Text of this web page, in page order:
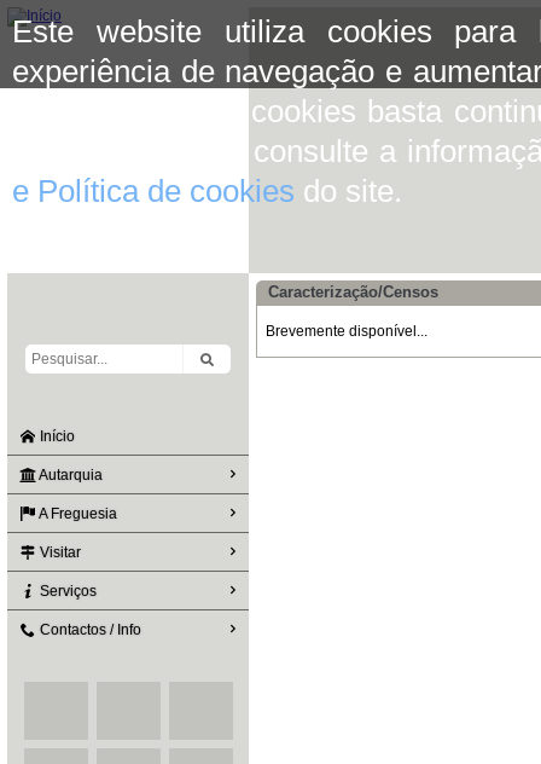
Este website utiliza cookies para
experiência de navegação e
aceitar o uso de cookies basta
mais informação consulte a
e Política de cookies do site.
Início
Autarquia
A Freguesia
Visitar
Serviços
Contactos / Info
Caracterização/Censos
Brevemente disponível...